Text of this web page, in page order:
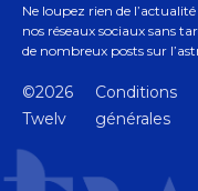
Ne loupez rien de
nos réseaux sociaux sans
de nombreux posts sur
©2026
Twelv
Conditions
générales